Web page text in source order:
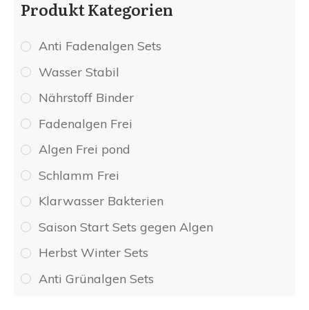
Produkt Kategorien
Anti Fadenalgen Sets
Wasser Stabil
Nährstoff Binder
Fadenalgen Frei
Algen Frei pond
Schlamm Frei
Klarwasser Bakterien
Saison Start Sets gegen Algen
Herbst Winter Sets
Anti Grünalgen Sets